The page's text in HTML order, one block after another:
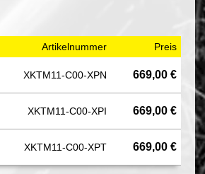
Artikelnummer Preis
XKTM11-C00-XPN 669,00 €
XKTM11-C00-XPI 669,00 €
XKTM11-C00-XPT 669,00 €